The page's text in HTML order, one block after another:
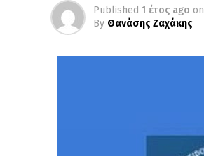
Published 1 έτος ago on
By Θανάσης Ζαχάκης